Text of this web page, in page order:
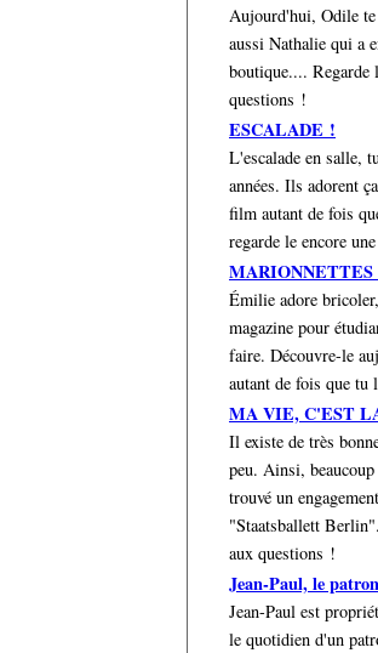
Aujourd'hui, Odile te
aussi Nathalie qui a
boutique.... Regarde
questions !
ESCALADE !
L'escalade en salle,
années. Ils adorent
film autant de fois
regarde le encore
Émilie adore
magazine pour
faire. Découvre-le
autant de fois que tu
MA VIE, C'EST
Il existe de très
peu. Ainsi,
trouvé un
"Staatsballett
aux questions !
Jean-Paul, le
Jean-Paul est
le quotidien d'un